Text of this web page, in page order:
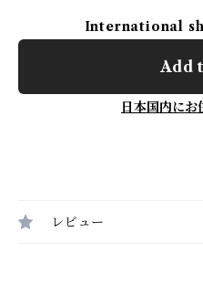
International
Add
日本国内にお
レビュー